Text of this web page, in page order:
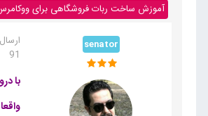
آموزش ساخت ربات فروشگاهی برای
senator
91
با